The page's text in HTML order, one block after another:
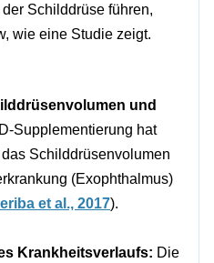
Schilddrüse führen,
wie eine Studie zeigt.
und
Supplementierung hat
Schilddrüsenvolumen
(Exophthalmus)
et al., 2017).
Krankheitsverlaufs: Die